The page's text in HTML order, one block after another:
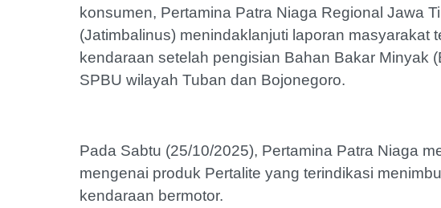
konsumen, Pertamina Patra Niaga Regional Jawa
(Jatimbalinus) menindaklanjuti laporan masyarakat
kendaraan setelah pengisian Bahan Bakar Minyak
SPBU wilayah Tuban dan Bojonegoro.
‎Pada Sabtu (25/10/2025), Pertamina Patra Niaga
mengenai produk Pertalite yang terindikasi
kendaraan bermotor.